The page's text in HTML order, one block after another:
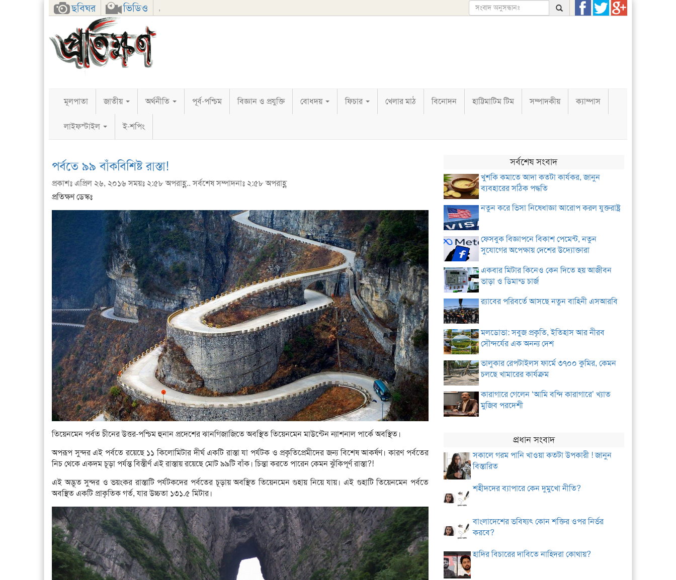
ছবিঘর ভিডিও ,
FacebookTwitterGoogle+
মূলপাতা জাতীয় অর্থনীতি পূর্ব-পশ্চিম বিজ্ঞান ও প্রযুক্তি বোধদয় ফিচার খেলার মাঠ বিনোদন হাট্টিমাটিম টিম সম্পাদকীয় ক্যাম্পাস
লাইফস্টাইল ই-শপিং
পর্বতে ৯৯ বাঁকবিশিষ্ট রাস্তা!
প্রকাশঃ এপ্রিল ২৬, ২০১৬ সময়ঃ ২:৫৮ অপরাহ্ণ.. সর্বশেষ সম্পাদনাঃ ২:৫৮ অপরাহ্ণ
প্রতিক্ষণ ডেস্কঃ
তিয়েনমেন পর্বত চীনের উত্তর-পশ্চিম হুনান প্রদেশের ঝানগিজাজিতে অবস্থিত তিয়েনমেন মাউন্টেন ন্যাশনাল পার্কে অবস্থিত।
অপরূপ সুন্দর এই পর্বতে রয়েছে ১১ কিলোমিটার দীর্ঘ একটি রাস্তা যা পর্যটক ও প্রকৃতিপ্রেমীদের জন্য বিশেষ আকর্ষণ। কারণ পর্বতের
নিচ থেকে একদম চূড়া পর্যন্ত বিস্তীর্ণ এই রাস্তায় রয়েছে মোট ৯৯টি বাঁক। চিন্তা করতে পারেন কেমন ঝুঁকিপূর্ণ রাস্তা?!
এই অদ্ভূত সুন্দর ও ভয়ংকর রাস্তাটি পর্যটকদের পর্বতের চূড়ায় অবস্থিত তিয়েনমেন গুহায় নিয়ে যায়। এই গুহাটি তিয়েনমেন পর্বতে
অবস্থিত একটি প্রাকৃতিক গর্ত, যার উচ্চতা ১৩১.৫ মিটার।
সর্বশেষ সংবাদ
খুশকি কমাতে আদা কতটা কার্যকর, জানুন
ব্যবহারের সঠিক পদ্ধতি
নতুন করে ভিসা নিষেধাজ্ঞা আরোপ করল যুক্তরাষ্ট্র
ফেসবুক বিজ্ঞাপনে বিকাশ পেমেন্ট, নতুন
সুযোগের অপেক্ষায় দেশের উদ্যোক্তারা
একবার মিটার কিনেও কেন দিতে হয় আজীবন
ভাড়া ও ডিমান্ড চার্জ
র‌্যাবের পরিবর্তে আসছে নতুন বাহিনী এসআরবি
মলডোভা: সবুজ প্রকৃতি, ইতিহাস আর নীরব
সৌন্দর্যের এক অনন্য দেশ
ভালুকার রেপটাইলস ফার্মে ৩৭০০ কুমির, কেমন
চলছে খামারের কার্যক্রম
কারাগারে গেলেন ‘আমি বন্দি কারাগারে’ খ্যাত
মুজিব পরদেশী
প্রধান সংবাদ
সকালে গরম পানি খাওয়া কতটা উপকারী ! জানুন
বিস্তারিত
শহীদদের ব্যাপারে কেন দুমুখো নীতি?
বাংলাদেশের ভবিষ্যৎ কোন শক্তির ওপর নির্ভর
করবে?
হাদির বিচারের দাবিতে নাহিদরা কোথায়?